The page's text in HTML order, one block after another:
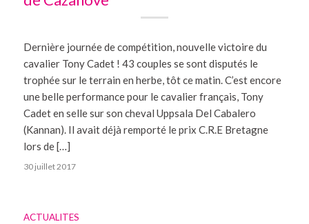
Dernière journée de compétition, nouvelle victoire du
cavalier Tony Cadet ! 43 couples se sont disputés le
trophée sur le terrain en herbe, tôt ce matin. C’est encore
une belle performance pour le cavalier français, Tony
Cadet en selle sur son cheval Uppsala Del Cabalero
(Kannan). Il avait déjà remporté le prix C.R.E Bretagne
lors de […]
30 juillet 2017
ACTUALITES